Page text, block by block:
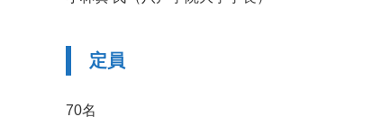
定員
70名